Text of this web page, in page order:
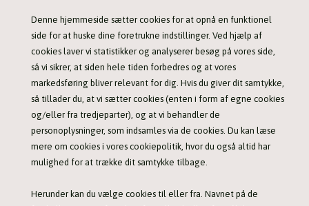
Denne hjemmeside sætter cookies for at opnå en funktionel
side for at huske dine foretrukne indstillinger. Ved hjælp af
cookies laver vi statistikker og analyserer besøg på vores side,
så vi sikrer, at siden hele tiden forbedres og at vores
markedsføring bliver relevant for dig. Hvis du giver dit samtykke,
så tillader du, at vi sætter cookies (enten i form af egne cookies
og/eller fra tredjeparter), og at vi behandler de
personoplysninger, som indsamles via de cookies. Du kan læse
mere om cookies i vores cookiepolitik, hvor du også altid har
mulighed for at trække dit samtykke tilbage.
Herunder kan du vælge cookies til eller fra. Navnet på de
NATURLIG CELLE BESKYTTELSE -
vigtige antioxidanter fra forskellige bær
(blandt andet langsomt tørret tranebær og
blåbær) samt vitamin E og selen.
SILKY COAT COMPLEX - kombination af
høj kvaltitet lakseolie, natulige hørfrø og
krill, som indeholder vigtige Omega
af skinnende og silkeagtig pels og smidig